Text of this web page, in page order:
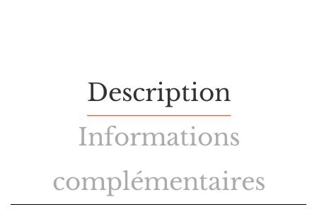
Description
Informations
complémentaires